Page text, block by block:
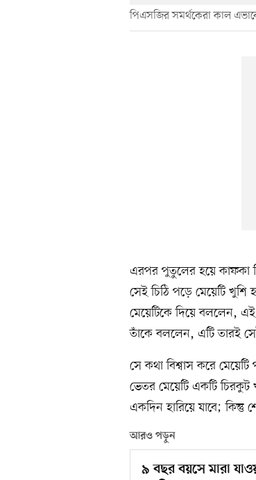
পিএসজির সমর্থকেরা কাল
এরপর পুতুলের হয়ে কাফকা
সেই চিঠি পড়ে মেয়েটি
মেয়েটিকে দিয়ে বললেন,
তাঁকে বললেন, এটি তারই
সে কথা বিশ্বাস করে
ভেতর মেয়েটি একটি
একদিন হারিয়ে যাবে;
আরও পড়ুন
৯ বছর বয়সে মারা